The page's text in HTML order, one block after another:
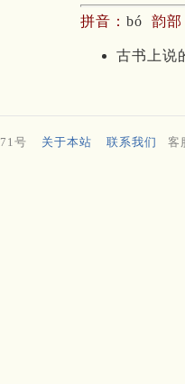
拼音： bó 韵部
古书上说
号 关于本站 联系我们 客